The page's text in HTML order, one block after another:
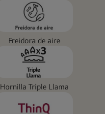
Freidora de aire
Hornilla Triple Llama